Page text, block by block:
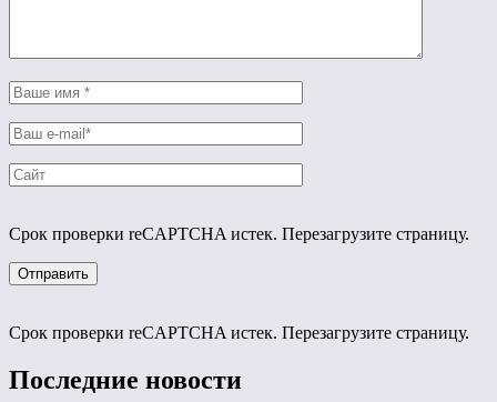
Срок проверки reCAPTCHA истек. Перезагрузите страницу.
Срок проверки reCAPTCHA истек. Перезагрузите страницу.
Последние новости